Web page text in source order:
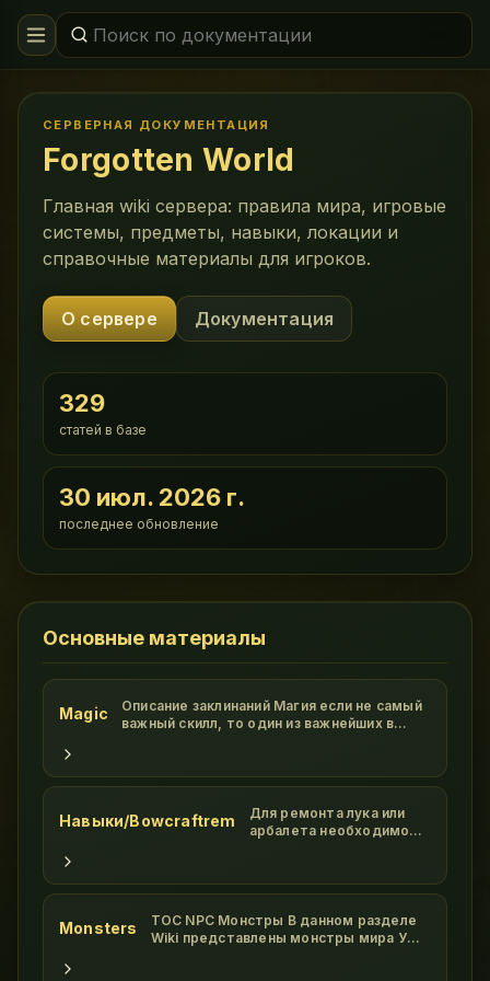
СЕРВЕРНАЯ ДОКУМЕНТАЦИЯ
Forgotten World
Главная wiki сервера: правила мира, игровые
системы, предметы, навыки, локации и
справочные материалы для игроков.
О сервере Документация
329
статей в базе
30 июл. 2026 г.
последнее обновление
Основные материалы
Magic
Описание заклинаний Магия если не самый
важный скилл, то один из важнейших в
гора забот упадет с ваших плеч! Все
делятся на 8 кругов, в каждом круг
Навыки/Bowcraftrem
Для ремонта лука или
арбалета необходимо
руки даггер и таргетом
арбалет. Ресурсы с пака
исчезнут,общая
Monsters
TOC NPC Монстры В данном разделе
Wiki представлены монстры мира УО,